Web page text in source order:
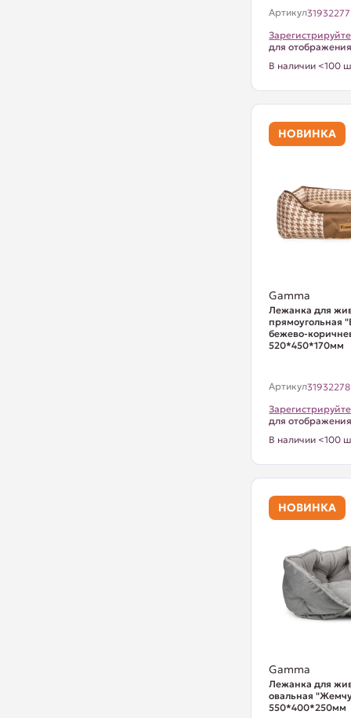
Артикул31932277
для
В наличии <100
НОВИНКА
Gamma
Лежанка для
прямоугольная
бежево-
520*450*170мм
Артикул31932278
для
В наличии <100
НОВИНКА
Gamma
Лежанка для
овальная
550*400*250мм